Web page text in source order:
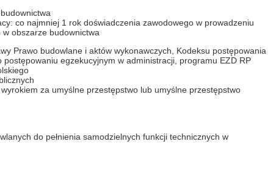
co najmniej 1 rok doświadczenia zawodowego w prowadzeniu
obszarze budownictwa
Prawo budowlane i aktów wykonawczych, Kodeksu postępowania
egzekucyjnym w administracji, programu EZD RP
za umyślne przestępstwo lub umyślne przestępstwo
do pełnienia samodzielnych funkcji technicznych w